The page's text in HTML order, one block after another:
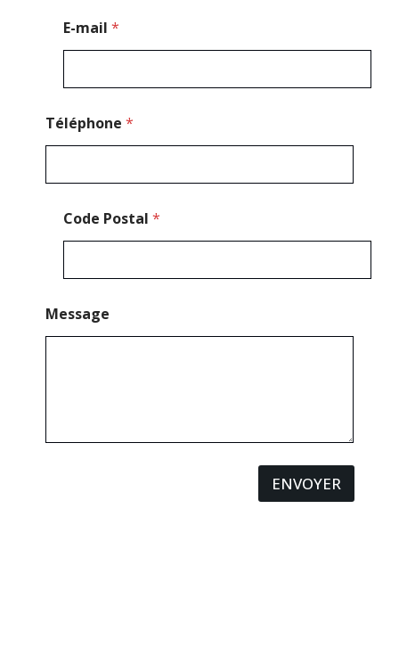
E-mail *
Téléphone *
Code Postal *
Message
ENVOYER